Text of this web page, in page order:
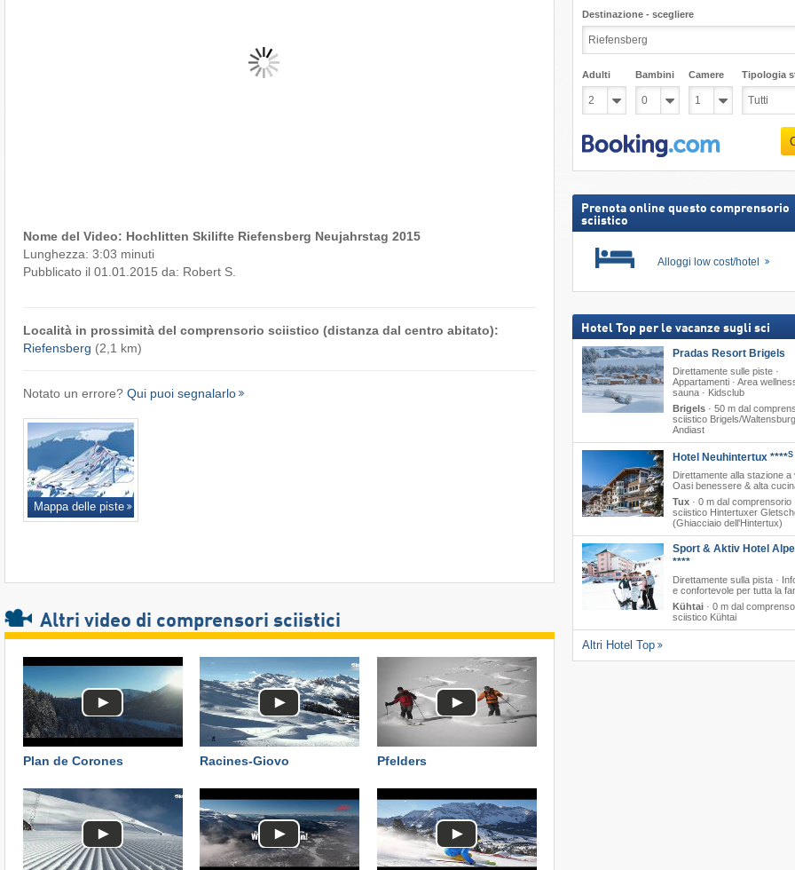
Nome del Video: Hochlitten Skilifte Riefensberg Neujahrstag 2015
Lunghezza: 3:03 minuti
Pubblicato il 01.01.2015 da: Robert S.
Località in prossimità del comprensorio sciistico (distanza dal centro abitato):
Riefensberg (2,1 km)
Notato un errore? Qui puoi segnalarlo
Mappa delle piste
Altri video di comprensori sciistici
Plan de Corones Racines-Giovo Pfelders
Destinazione - scegliere
Adulti Bambini Camere Tipologia
Prenota online questo comprensorio
sciistico
Alloggi low cost/hotel
Hotel Top per le vacanze sugli sci
Pradas Resort Brigels
Direttamente sulle piste ·
Appartamenti · Area
sauna · Kidsclub
Brigels· 50 m dal
sciistico Brigels/​
Andiast
Hotel Neuhintertux ****S
Direttamente alla stazione a
Oasi benessere & alta
Tux· 0 m dal comprensorio
sciistico Hintertuxer
(Ghiacciaio dell'Hintertux)
Sport & Aktiv Hotel
****
Direttamente sulla pista ·
e confortevole per tutta la
Kühtai· 0 m dal
sciistico Kühtai
Altri Hotel Top